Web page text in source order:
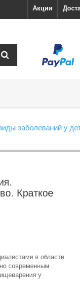
Акции
заболеваний у
Краткое
в области
современным
у